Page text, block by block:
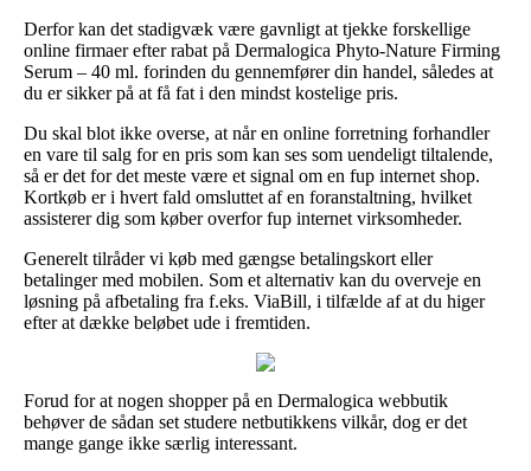
Derfor kan det stadigvæk være gavnligt at tjekke forskellige
online firmaer efter rabat på Dermalogica Phyto-Nature Firming
Serum – 40 ml. forinden du gennemfører din handel, således at
du er sikker på at få fat i den mindst kostelige pris.
Du skal blot ikke overse, at når en online forretning forhandler
en vare til salg for en pris som kan ses som uendeligt tiltalende,
så er det for det meste være et signal om en fup internet shop.
Kortkøb er i hvert fald omsluttet af en foranstaltning, hvilket
assisterer dig som køber overfor fup internet virksomheder.
Generelt tilråder vi køb med gængse betalingskort eller
betalinger med mobilen. Som et alternativ kan du overveje en
løsning på afbetaling fra f.eks. ViaBill, i tilfælde af at du higer
efter at dække beløbet ude i fremtiden.
Forud for at nogen shopper på en Dermalogica webbutik
behøver de sådan set studere netbutikkens vilkår, dog er det
mange gange ikke særlig interessant.